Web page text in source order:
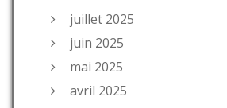
juillet 2025
juin 2025
mai 2025
avril 2025